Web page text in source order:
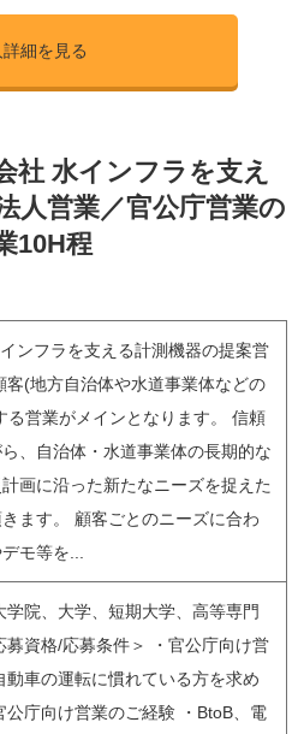
細を見る
社 水インフラを支え
人営業／官公庁営業の
10H程
ンフラを支える計測機器の提案営
客(地方自治体や水道事業体などの
る営業がメインとなります。 信頼
、自治体・水道事業体の長期的な
画に沿った新たなニーズを捉えた
ます。 顧客ごとのニーズに合わ
モ等を...
学院、大学、短期大学、高等専門
募資格/応募条件＞ ・官公庁向け営
車の運転に慣れている方を求め
公庁向け営業のご経験 ・BtoB、電